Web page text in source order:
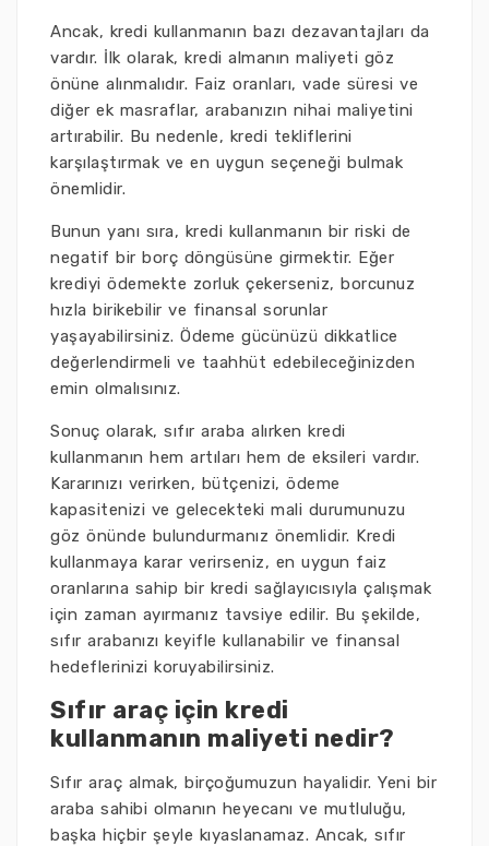
Ancak, kredi kullanmanın bazı dezavantajları da
vardır. İlk olarak, kredi almanın maliyeti göz
önüne alınmalıdır. Faiz oranları, vade süresi ve
diğer ek masraflar, arabanızın nihai maliyetini
artırabilir. Bu nedenle, kredi tekliflerini
karşılaştırmak ve en uygun seçeneği bulmak
önemlidir.
Bunun yanı sıra, kredi kullanmanın bir riski de
negatif bir borç döngüsüne girmektir. Eğer
krediyi ödemekte zorluk çekerseniz, borcunuz
hızla birikebilir ve finansal sorunlar
yaşayabilirsiniz. Ödeme gücünüzü dikkatlice
değerlendirmeli ve taahhüt edebileceğinizden
emin olmalısınız.
Sonuç olarak, sıfır araba alırken kredi
kullanmanın hem artıları hem de eksileri vardır.
Kararınızı verirken, bütçenizi, ödeme
kapasitenizi ve gelecekteki mali durumunuzu
göz önünde bulundurmanız önemlidir. Kredi
kullanmaya karar verirseniz, en uygun faiz
oranlarına sahip bir kredi sağlayıcısıyla çalışmak
için zaman ayırmanız tavsiye edilir. Bu şekilde,
sıfır arabanızı keyifle kullanabilir ve finansal
hedeflerinizi koruyabilirsiniz.
Sıfır araç için kredi
kullanmanın maliyeti nedir?
Sıfır araç almak, birçoğumuzun hayalidir. Yeni bir
araba sahibi olmanın heyecanı ve mutluluğu,
başka hiçbir şeyle kıyaslanamaz. Ancak, sıfır